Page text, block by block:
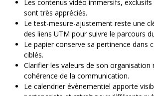
Les contenus vidéo immersifs,
sont très appréciés.
Le test-mesure-ajustement reste une
des liens UTM pour suivre le parcours
Le papier conserve sa pertinence dans
ciblés.
Clarifier les valeurs de son organisation
cohérence de la communication.
Le calendrier évènementiel apporte